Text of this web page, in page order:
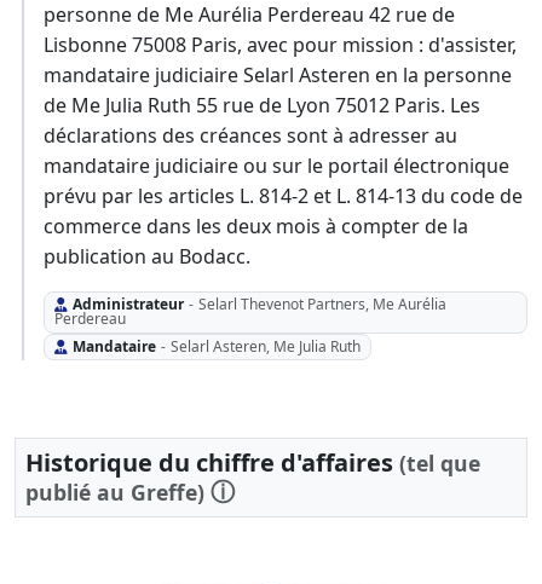
personne de Me Aurélia Perdereau 42 rue de
Lisbonne 75008 Paris, avec pour mission : d'assister,
mandataire judiciaire Selarl Asteren en la personne
de Me Julia Ruth 55 rue de Lyon 75012 Paris. Les
déclarations des créances sont à adresser au
mandataire judiciaire ou sur le portail électronique
prévu par les articles L. 814-2 et L. 814-13 du code de
commerce dans les deux mois à compter de la
publication au Bodacc.
Administrateur - Selarl Thevenot Partners, Me Aurélia
Perdereau
Mandataire - Selarl Asteren, Me Julia Ruth
Historique du chiffre d'affaires (tel que
publié au Greffe) ⓘ